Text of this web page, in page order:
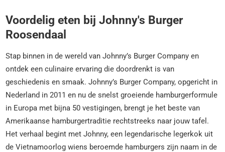
Voordelig eten bij Johnny's Burger
Roosendaal
Stap binnen in de wereld van Johnny’s Burger Company en
ontdek een culinaire ervaring die doordrenkt is van
geschiedenis en smaak. Johnny’s Burger Company, opgericht in
Nederland in 2011 en nu de snelst groeiende hamburgerformule
in Europa met bijna 50 vestigingen, brengt je het beste van
Amerikaanse hamburgertraditie rechtstreeks naar jouw tafel.
Het verhaal begint met Johnny, een legendarische legerkok uit
de Vietnamoorlog wiens beroemde hamburgers zijn naam in de